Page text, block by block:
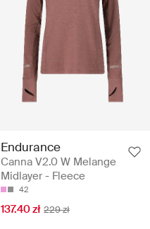
Endurance
Canna V2.0 W Melange
Midlayer - Fleece
42
137.40 zł 229 zł